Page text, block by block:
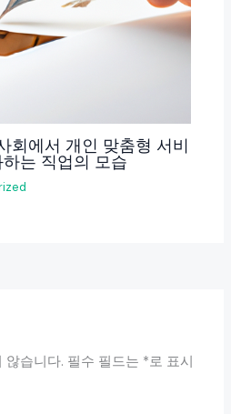
회에서 개인 맞춤형 서비
는 직업의 모습
않습니다. 필수 필드는 *로 표시